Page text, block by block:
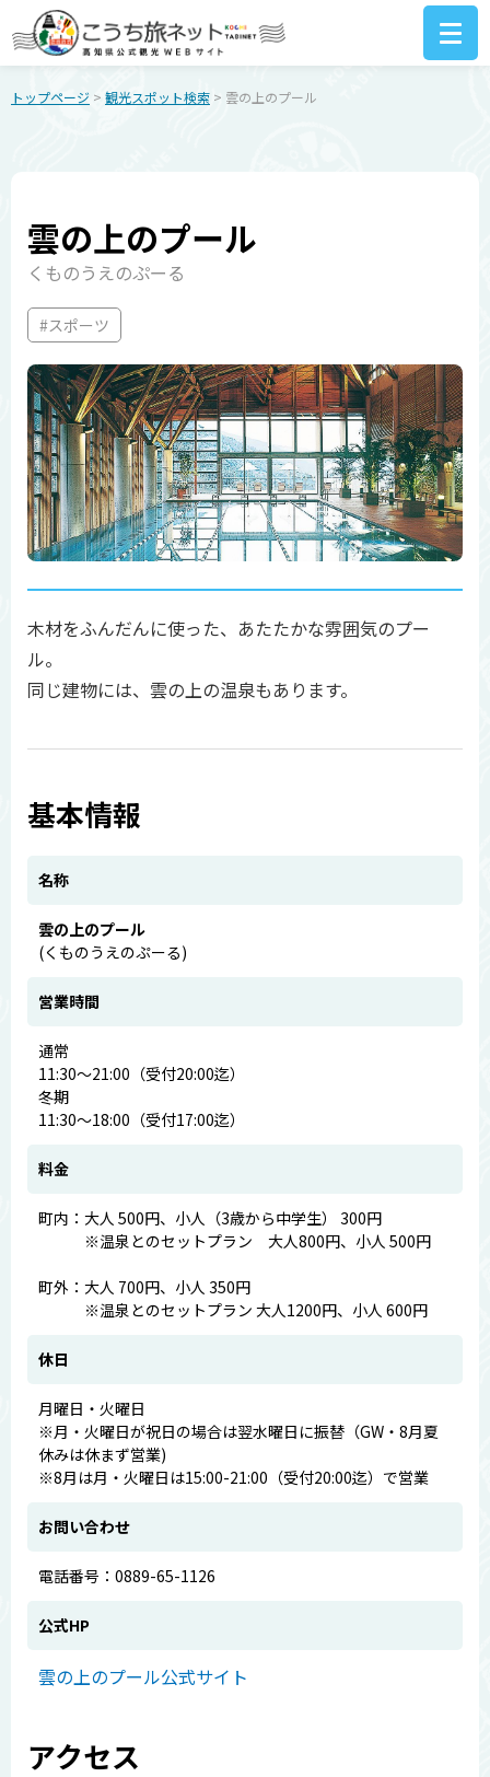
トップページ > 観光スポット検索 > 雲の上のプール
雲の上のプール
くものうえのぷーる
#スポーツ
木材をふんだんに使った、あたたかな雰囲気のプー
ル。
同じ建物には、雲の上の温泉もあります。
基本情報
名称
雲の上のプール
(くものうえのぷーる)
営業時間
通常
11:30～21:00（受付20:00迄）
冬期
11:30～18:00（受付17:00迄）
料金
町内：大人 500円、小人（3歳から中学生） 300円
※温泉とのセットプラン 大人800円、小人 500円
町外：大人 700円、小人 350円
※温泉とのセットプラン 大人1200円、小人 600円
休日
月曜日・火曜日
※月・火曜日が祝日の場合は翌水曜日に振替（GW・8月夏
休みは休まず営業)
※8月は月・火曜日は15:00-21:00（受付20:00迄）で営業
お問い合わせ
電話番号：0889-65-1126
公式HP
雲の上のプール公式サイト
アクセス